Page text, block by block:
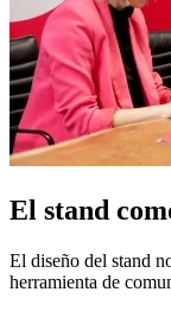
El stand
El diseño del stand
herramienta de